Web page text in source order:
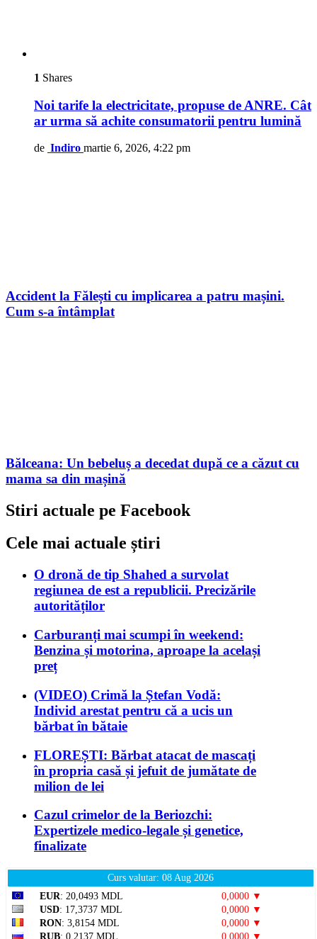
1 Shares
Noi tarife la electricitate, propuse de ANRE. Cât
ar urma să achite consumatorii pentru lumină
de Indiro martie 6, 2026, 4:22 pm
Accident la Fălești cu implicarea a patru mașini.
Cum s-a întâmplat
Bălceana: Un bebeluș a decedat după ce a căzut cu
mama sa din mașină
Stiri actuale pe Facebook
Cele mai actuale știri
O dronă de tip Shahed a survolat
regiunea de est a republicii. Precizările
autorităților
Carburanți mai scumpi în weekend:
Benzina și motorina, aproape la același
preț
(VIDEO) Crimă la Ștefan Vodă:
Individ arestat pentru că a ucis un
bărbat în bătaie
FLOREȘTI: Bărbat atacat de mascați
în propria casă și jefuit de jumătate de
milion de lei
Cazul crimelor de la Beriozchi:
Expertizele medico-legale și genetice,
finalizate
Curs valutar: 08 Aug 2026
EUR: 20,0493 MDL
0,0000 ▼
USD: 17,3737 MDL
0,0000 ▼
RON: 3,8154 MDL
0,0000 ▼
RUB: 0,2137 MDL
0,0000 ▼